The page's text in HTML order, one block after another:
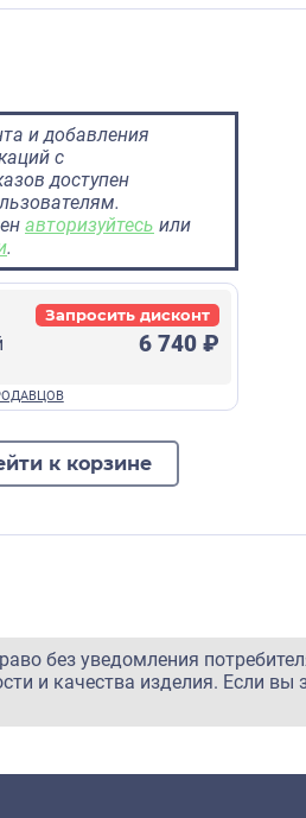
и добавления
с
доступен
авторизуйтесь или
.
6 740 ₽
Запросить дисконт
к корзине
без уведомления
и качества изделия. Если